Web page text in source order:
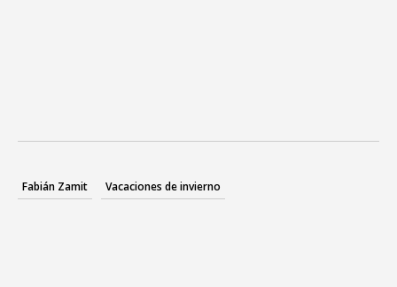
Fabián Zamit Vacaciones de invierno